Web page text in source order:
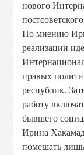
нового
По мнению
реализации
правых
республик.
работу
бывшего
Ирина
помешать